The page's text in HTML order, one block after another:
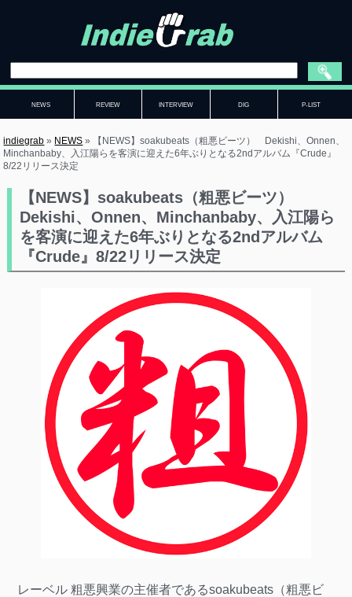
NEWS REVIEW INTERVIEW DIG P-LIST
indiegrab » NEWS »
【NEWS】soakubeats（粗悪ビーツ） Dekishi、Onnen、
Minchanbaby、入江陽らを客演に迎えた6年ぶりとなる2ndアルバム『Crude』
8/22リリース決定
【NEWS】soakubeats（粗悪ビーツ）
Dekishi、Onnen、Minchanbaby、入江陽ら
を客演に迎えた6年ぶりとなる2ndアルバム
『Crude』8/22リリース決定
レーベル 粗悪興業の主催者であるsoakubeats（粗悪ビ